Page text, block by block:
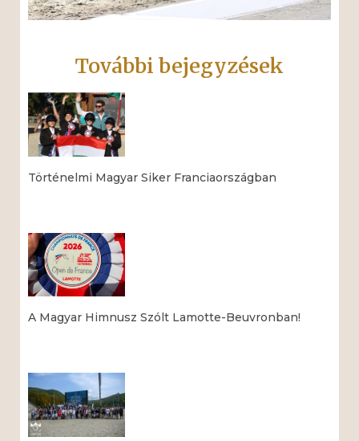
További bejegyzések
Történelmi Magyar Siker Franciaországban
A Magyar Himnusz Szólt Lamotte-Beuvronban!